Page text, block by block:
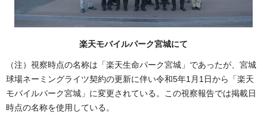
楽天モバイルパーク宮城にて
（注）視察時点の名称は「楽天生命パーク宮城」であったが、宮城
球場ネーミングライツ契約の更新に伴い令和5年1月1日から「楽天
モバイルパーク宮城」に変更されている。この視察報告では掲載日
時点の名称を使用している。